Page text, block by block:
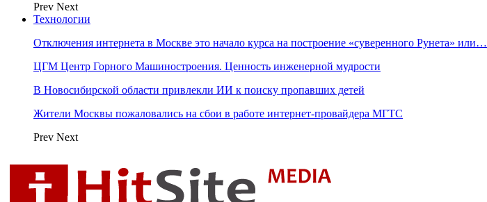
Prev Next
Технологии
Отключения интернета в Москве это начало курса на построение «суверенного Рунета» или…
ЦГМ Центр Горного Машиностроения. Ценность инженерной мудрости
В Новосибирской области привлекли ИИ к поиску пропавших детей
Жители Москвы пожаловались на сбои в работе интернет-провайдера МГТС
Prev Next